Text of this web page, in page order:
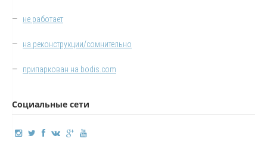
— не работает
— на реконструкции/сомнительно
— припаркован на bodis.com
Социальные сети